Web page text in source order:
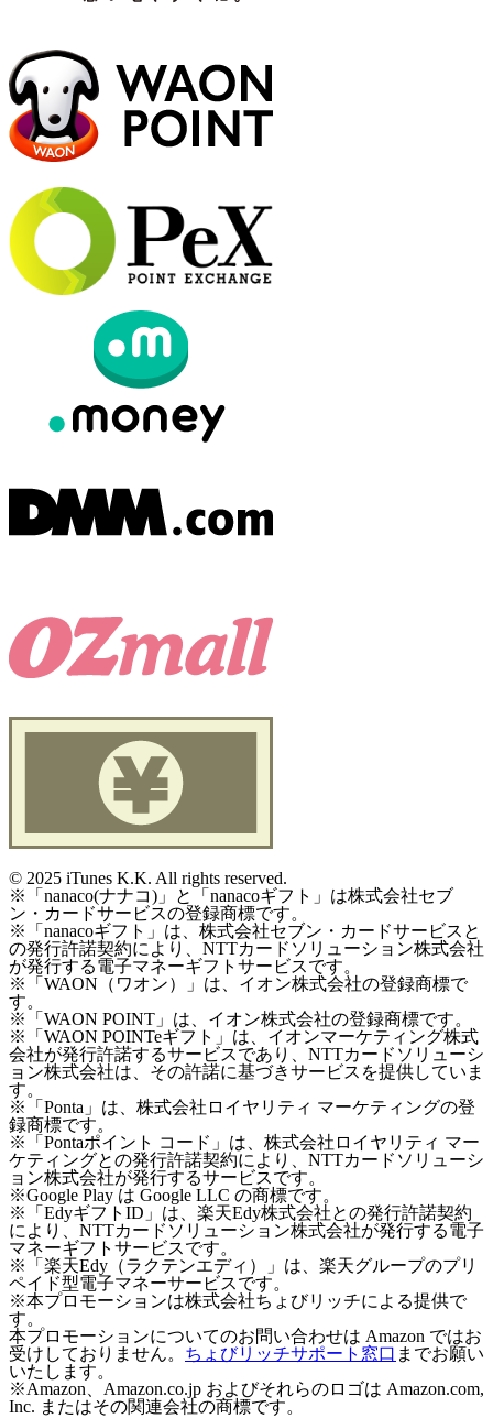
© 2025 iTunes K.K. All rights reserved.
※「nanaco(ナナコ)」と「nanacoギフト」は株式会社セブ
ン・カードサービスの登録商標です。
※「nanacoギフト」は、株式会社セブン・カードサービスと
の発行許諾契約により、NTTカードソリューション株式会社
が発行する電子マネーギフトサービスです。
※「WAON（ワオン）」は、イオン株式会社の登録商標で
す。
※「WAON POINT」は、イオン株式会社の登録商標です。
※「WAON POINTeギフト」は、イオンマーケティング株式
会社が発行許諾するサービスであり、NTTカードソリューシ
ョン株式会社は、その許諾に基づきサービスを提供していま
す。
※「Ponta」は、株式会社ロイヤリティ マーケティングの登
録商標です。
※「Pontaポイント コード」は、株式会社ロイヤリティ マー
ケティングとの発行許諾契約により、NTTカードソリューシ
ョン株式会社が発行するサービスです。
※Google Play は Google LLC の商標です。
※「EdyギフトID」は、楽天Edy株式会社との発行許諾契約
により、NTTカードソリューション株式会社が発行する電子
マネーギフトサービスです。
※「楽天Edy（ラクテンエディ）」は、楽天グループのプリ
ペイド型電子マネーサービスです。
※本プロモーションは株式会社ちょびリッチによる提供で
す。
本プロモーションについてのお問い合わせは Amazon ではお
受けしておりません。 ちょびリッチサポート窓口 までお願い
いたします。
※Amazon、Amazon.co.jp およびそれらのロゴは Amazon.com,
Inc. またはその関連会社の商標です。